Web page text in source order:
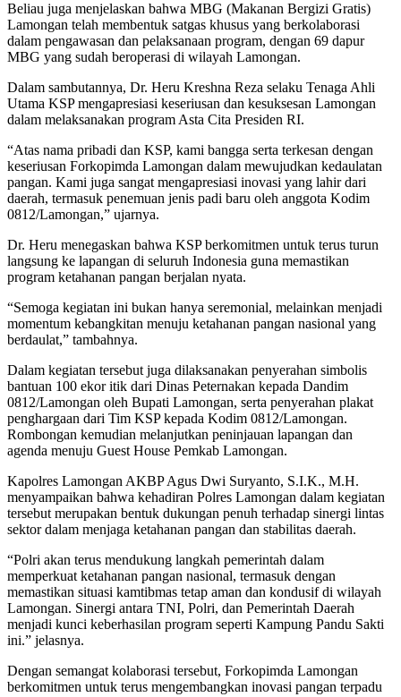
Beliau juga menjelaskan bahwa MBG (Makanan Bergizi Gratis)
Lamongan telah membentuk satgas khusus yang berkolaborasi
dalam pengawasan dan pelaksanaan program, dengan 69 dapur
MBG yang sudah beroperasi di wilayah Lamongan.
Dalam sambutannya, Dr. Heru Kreshna Reza selaku Tenaga Ahli
Utama KSP mengapresiasi keseriusan dan kesuksesan Lamongan
dalam melaksanakan program Asta Cita Presiden RI.
“Atas nama pribadi dan KSP, kami bangga serta terkesan dengan
keseriusan Forkopimda Lamongan dalam mewujudkan kedaulatan
pangan. Kami juga sangat mengapresiasi inovasi yang lahir dari
daerah, termasuk penemuan jenis padi baru oleh anggota Kodim
0812/Lamongan,” ujarnya.
Dr. Heru menegaskan bahwa KSP berkomitmen untuk terus turun
langsung ke lapangan di seluruh Indonesia guna memastikan
program ketahanan pangan berjalan nyata.
“Semoga kegiatan ini bukan hanya seremonial, melainkan menjadi
momentum kebangkitan menuju ketahanan pangan nasional yang
berdaulat,” tambahnya.
Dalam kegiatan tersebut juga dilaksanakan penyerahan simbolis
bantuan 100 ekor itik dari Dinas Peternakan kepada Dandim
0812/Lamongan oleh Bupati Lamongan, serta penyerahan plakat
penghargaan dari Tim KSP kepada Kodim 0812/Lamongan.
Rombongan kemudian melanjutkan peninjauan lapangan dan
agenda menuju Guest House Pemkab Lamongan.
Kapolres Lamongan AKBP Agus Dwi Suryanto, S.I.K., M.H.
menyampaikan bahwa kehadiran Polres Lamongan dalam kegiatan
tersebut merupakan bentuk dukungan penuh terhadap sinergi lintas
sektor dalam menjaga ketahanan pangan dan stabilitas daerah.
“Polri akan terus mendukung langkah pemerintah dalam
memperkuat ketahanan pangan nasional, termasuk dengan
memastikan situasi kamtibmas tetap aman dan kondusif di wilayah
Lamongan. Sinergi antara TNI, Polri, dan Pemerintah Daerah
menjadi kunci keberhasilan program seperti Kampung Pandu Sakti
ini.” jelasnya.
Dengan semangat kolaborasi tersebut, Forkopimda Lamongan
berkomitmen untuk terus mengembangkan inovasi pangan terpadu